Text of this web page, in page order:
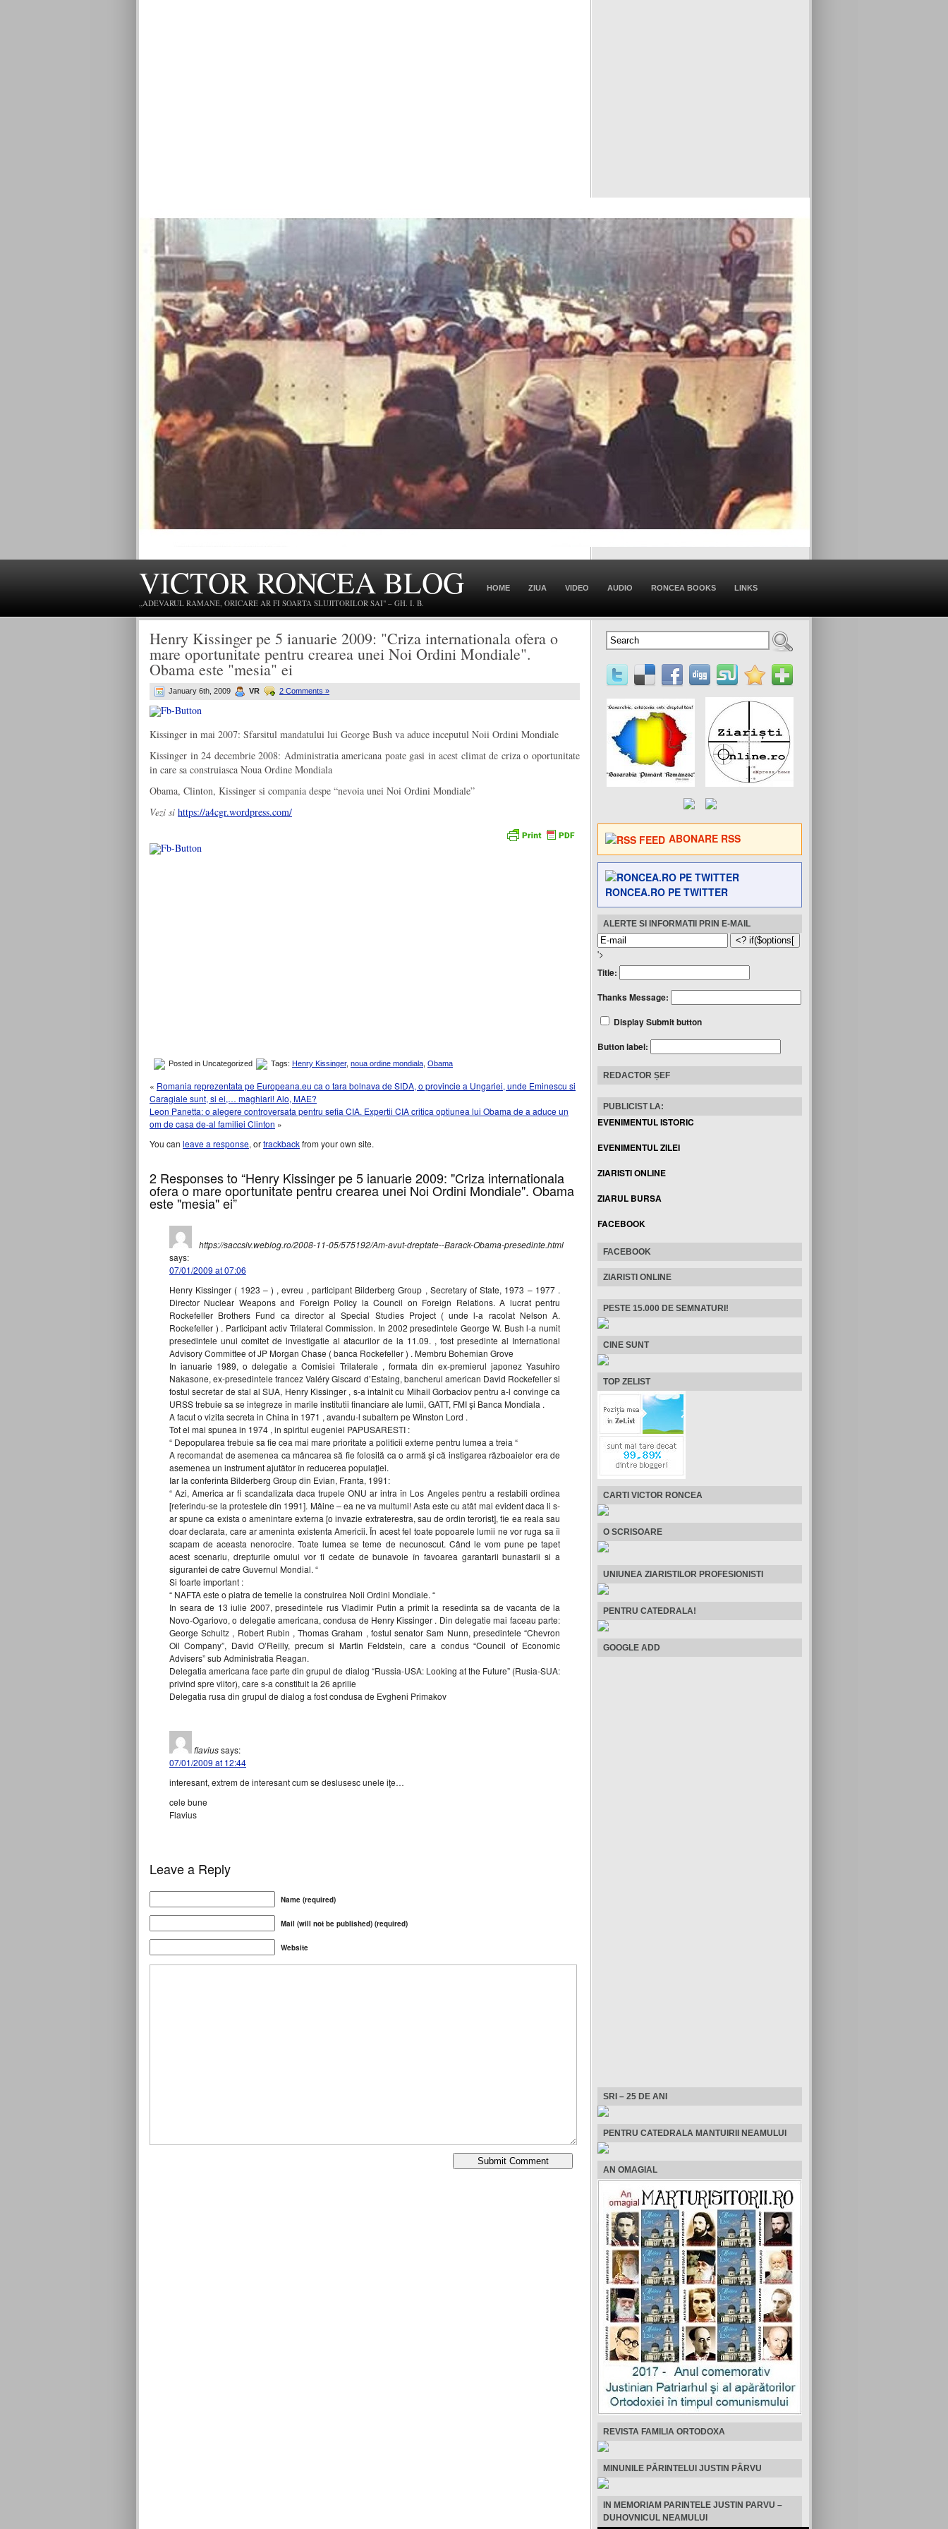
VICTOR RONCEA BLOG
„ADEVARUL RAMANE, ORICARE AR FI SOARTA SLUJITORILOR SAI" – GH. I. B.
HOME ZIUA VIDEO AUDIO RONCEA BOOKS LINKS
Henry Kissinger pe 5 ianuarie 2009: "Criza internationala ofera o
mare oportunitate pentru crearea unei Noi Ordini Mondiale".
Obama este "mesia" ei
January 6th, 2009 VR 2 Comments »
Kissinger in mai 2007: Sfarsitul mandatului lui George Bush va aduce inceputul Noii Ordini Mondiale
Kissinger in 24 decembrie 2008: Administratia americana poate gasi in acest climat de criza o oportunitate
in care sa construiasca Noua Ordine Mondiala
Obama, Clinton, Kissinger si compania despe “nevoia unei Noi Ordini Mondiale”
Vezi si https://a4cgr.wordpress.com/
Posted in Uncategorized Tags: Henry Kissinger, noua ordine mondiala Obama
« Romania reprezentata pe Europeana.eu ca o tara bolnava de SIDA, o provincie a Ungariei, unde Eminescu si
Caragiale sunt, si ei,… maghiari! Alo, MAE?
Leon Panetta: o alegere controversata pentru sefia CIA. Expertii CIA critica optiunea lui Obama de a aduce un
om de casa de-al familiei Clinton »
You can leave a response, ortrackbackfrom your own site.
2 Responses to “Henry Kissinger pe 5 ianuarie 2009: "Criza internationala
ofera o mare oportunitate pentru crearea unei Noi Ordini Mondiale". Obama
este "mesia" ei”
https://saccsiv.weblog.ro/2008-11-05/575192/Am-avut-dreptate--Barack-Obama-presedinte.html
says:
07/01/2009 at 07:06
Henry Kissinger ( 1923 – ) , evreu , participant Bilderberg Group , Secretary of State, 1973 – 1977 .
Director Nuclear Weapons and Foreign Policy la Council on Foreign Relations. A lucrat pentru
Rockefeller Brothers Fund ca director al Special Studies Project ( unde l-a racolat Nelson A.
Rockefeller ) . Participant activ Trilateral Commission. In 2002 presedintele George W. Bush l-a numit
presedintele unui comitet de investigatie al atacurilor de la 11.09. , fost presedinte al International
Advisory Committee of JP Morgan Chase ( banca Rockefeller ) . Membru Bohemian Grove
In ianuarie 1989, o delegatie a Comisiei Trilaterale , formata din ex-premierul japonez Yasuhiro
Nakasone, ex-presedintele francez Valéry Giscard d’Estaing, bancherul american David Rockefeller si
fostul secretar de stal al SUA, Henry Kissinger , s-a intalnit cu Mihail Gorbaciov pentru a-l convinge ca
URSS trebuie sa se integreze în marile institutii financiare ale lumii, GATT, FMI şi Banca Mondiala .
A facut o vizita secreta in China in 1971 , avandu-l subaltern pe Winston Lord .
Tot el mai spunea in 1974 , in spiritul eugeniei PAPUSARESTI :
“ Depopularea trebuie sa fie cea mai mare prioritate a politicii externe pentru lumea a treia “
A recomandat de asemenea ca mâncarea să fie folosită ca o armă şi că instigarea războaielor era de
asemenea un instrument ajutător în reducerea populaţiei.
Iar la conferinta Bilderberg Group din Evian, Franta, 1991:
“ Azi, America ar fi scandalizata daca trupele ONU ar intra în Los Angeles pentru a restabili ordinea
[referindu-se la protestele din 1991]. Mâine – ea ne va multumi! Asta este cu atât mai evident daca li s-
ar spune ca exista o amenintare externa [o invazie extraterestra, sau de ordin terorist], fie ea reala sau
doar declarata, care ar ameninta existenta Americii. În acest fel toate popoarele lumii ne vor ruga sa îi
scapam de aceasta nenorocire. Toate lumea se teme de necunoscut. Când le vom pune pe tapet
acest scenariu, drepturile omului vor fi cedate de bunavoie în favoarea garantarii bunastarii si a
sigurantei de catre Guvernul Mondial. “
Si foarte important :
“ NAFTA este o piatra de temelie la construirea Noii Ordini Mondiale. “
In seara de 13 iulie 2007, presedintele rus Vladimir Putin a primit la resedinta sa de vacanta de la
Novo-Ogariovo, o delegatie americana, condusa de Henry Kissinger . Din delegatie mai faceau parte:
George Schultz , Robert Rubin , Thomas Graham , fostul senator Sam Nunn, presedintele “Chevron
Oil Company”, David O’Reilly, precum si Martin Feldstein, care a condus “Council of Economic
Advisers” sub Administratia Reagan.
Delegatia americana face parte din grupul de dialog “Russia-USA: Looking at the Future” (Rusia-SUA:
privind spre viitor), care s-a constituit la 26 aprilie
Delegatia rusa din grupul de dialog a fost condusa de Evgheni Primakov
flaviussays:
07/01/2009 at 12:44
interesant, extrem de interesant cum se deslusesc unele iţe…
cele bune
Flavius
Leave a Reply
Name (required)
Mail (will not be published) (required)
Website
ABONARE RSS
RONCEA.RO PE TWITTER
ALERTE SI INFORMATII PRIN E-MAIL
'>
Title:
Thanks Message:
Display Submit button
Button label:
REDACTOR ȘEF
PUBLICIST LA:
EVENIMENTUL ISTORIC
EVENIMENTUL ZILEI
ZIARISTI ONLINE
ZIARUL BURSA
FACEBOOK
FACEBOOK
ZIARISTI ONLINE
PESTE 15.000 DE SEMNATURI!
CINE SUNT
TOP ZELIST
CARTI VICTOR RONCEA
O SCRISOARE
UNIUNEA ZIARISTILOR PROFESIONISTI
PENTRU CATEDRALA!
GOOGLE ADD
SRI – 25 DE ANI
PENTRU CATEDRALA MANTUIRII NEAMULUI
AN OMAGIAL
REVISTA FAMILIA ORTODOXA
MINUNILE PĂRINTELUI JUSTIN PÂRVU
IN MEMORIAM PARINTELE JUSTIN PARVU –
DUHOVNICUL NEAMULUI